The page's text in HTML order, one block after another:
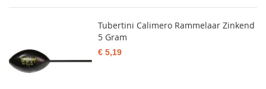
Tubertini Calimero Rammelaar Zinkend
5 Gram
€ 5,19